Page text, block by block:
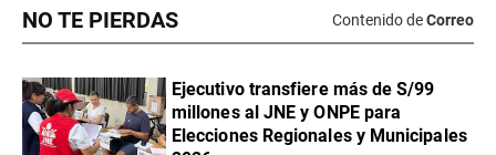
NO TE PIERDAS Contenido deCorreo
Ejecutivo transfiere más de S/99
millones al JNE y ONPE para
Elecciones Regionales y Municipales